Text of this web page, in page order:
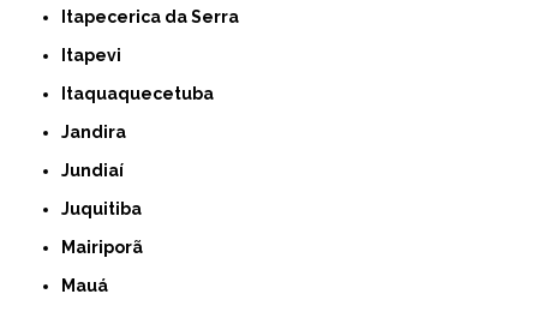
Itapecerica da Serra
Itapevi
Itaquaquecetuba
Jandira
Jundiaí
Juquitiba
Mairiporã
Mauá